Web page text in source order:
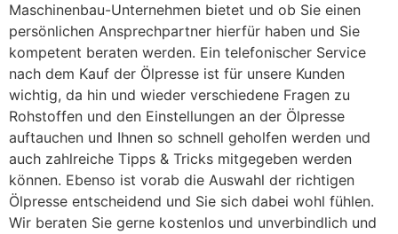
Maschinenbau-Unternehmen bietet und ob Sie einen
persönlichen Ansprechpartner hierfür haben und Sie
kompetent beraten werden. Ein telefonischer Service
nach dem Kauf der Ölpresse ist für unsere Kunden
wichtig, da hin und wieder verschiedene Fragen zu
Rohstoffen und den Einstellungen an der Ölpresse
auftauchen und Ihnen so schnell geholfen werden und
auch zahlreiche Tipps & Tricks mitgegeben werden
können. Ebenso ist vorab die Auswahl der richtigen
Ölpresse entscheidend und Sie sich dabei wohl fühlen.
Wir beraten Sie gerne kostenlos und unverbindlich und